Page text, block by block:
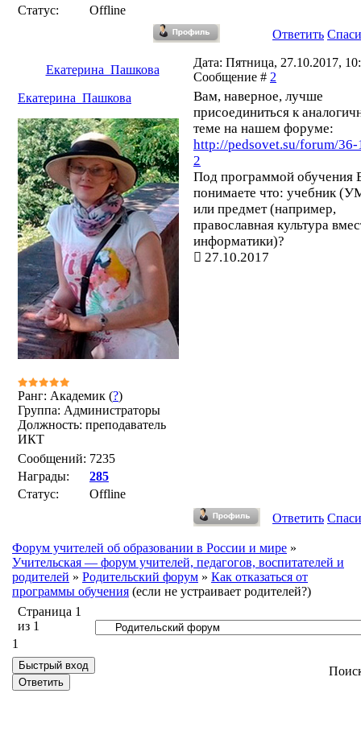
Статус:
Offline
Ответить
Екатерина_Пашкова
Дата: Пятница, 27.10.2017,
Сообщение # 2
Екатерина_Пашкова
Ранг: Академик (?)
Группа: Администраторы
Должность: преподаватель
ИКТ
Сообщений: 7235
Награды:
285
Статус:
Offline
Вам, наверное, лучше
присоединиться к
теме на нашем форуме:
http://pedsovet.su/forum/
2
Под программой обучения
понимаете что: учебник
или предмет (например,
православная культура
информатики)?
27.10.2017
Ответить
Форум учителей об образовании в России и мире »
Учительская — форум учителей, педагогов, воспитателей и
родителей » Родительский форум » Как отказаться от
программы обучения (если не устраивает родителей?)
Страница 1
из 1
1